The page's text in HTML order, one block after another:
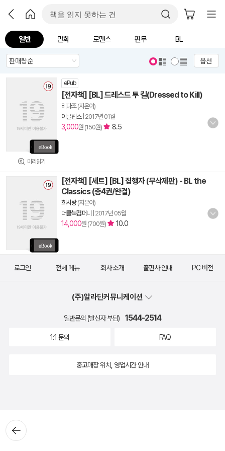
일반 만화 로맨스 판무 BL
옵션
미리읽기
ePub
[전자책] [BL] 드레스드 투 킬(Dressed to Kill)
리다조(지은이)
이클립스| 2017년 01월
3,000원 (150원) 8.5
[전자책] [세트] [BL] 집행자 (무삭제판) - BL the
Classics (총4권/완결)
희사랑(지은이)
더클북컴퍼니
2017년 05월
14,000원 (700원) 10.0
뒤로가
기
로그인 전체 메뉴 회사 소개 출판사 안내 PC 버전
(주)알라딘커뮤니케이션
일반문의 (발신자 부담) 1544-2514
1:1 문의 FAQ
중고매장 위치, 영업시간 안내